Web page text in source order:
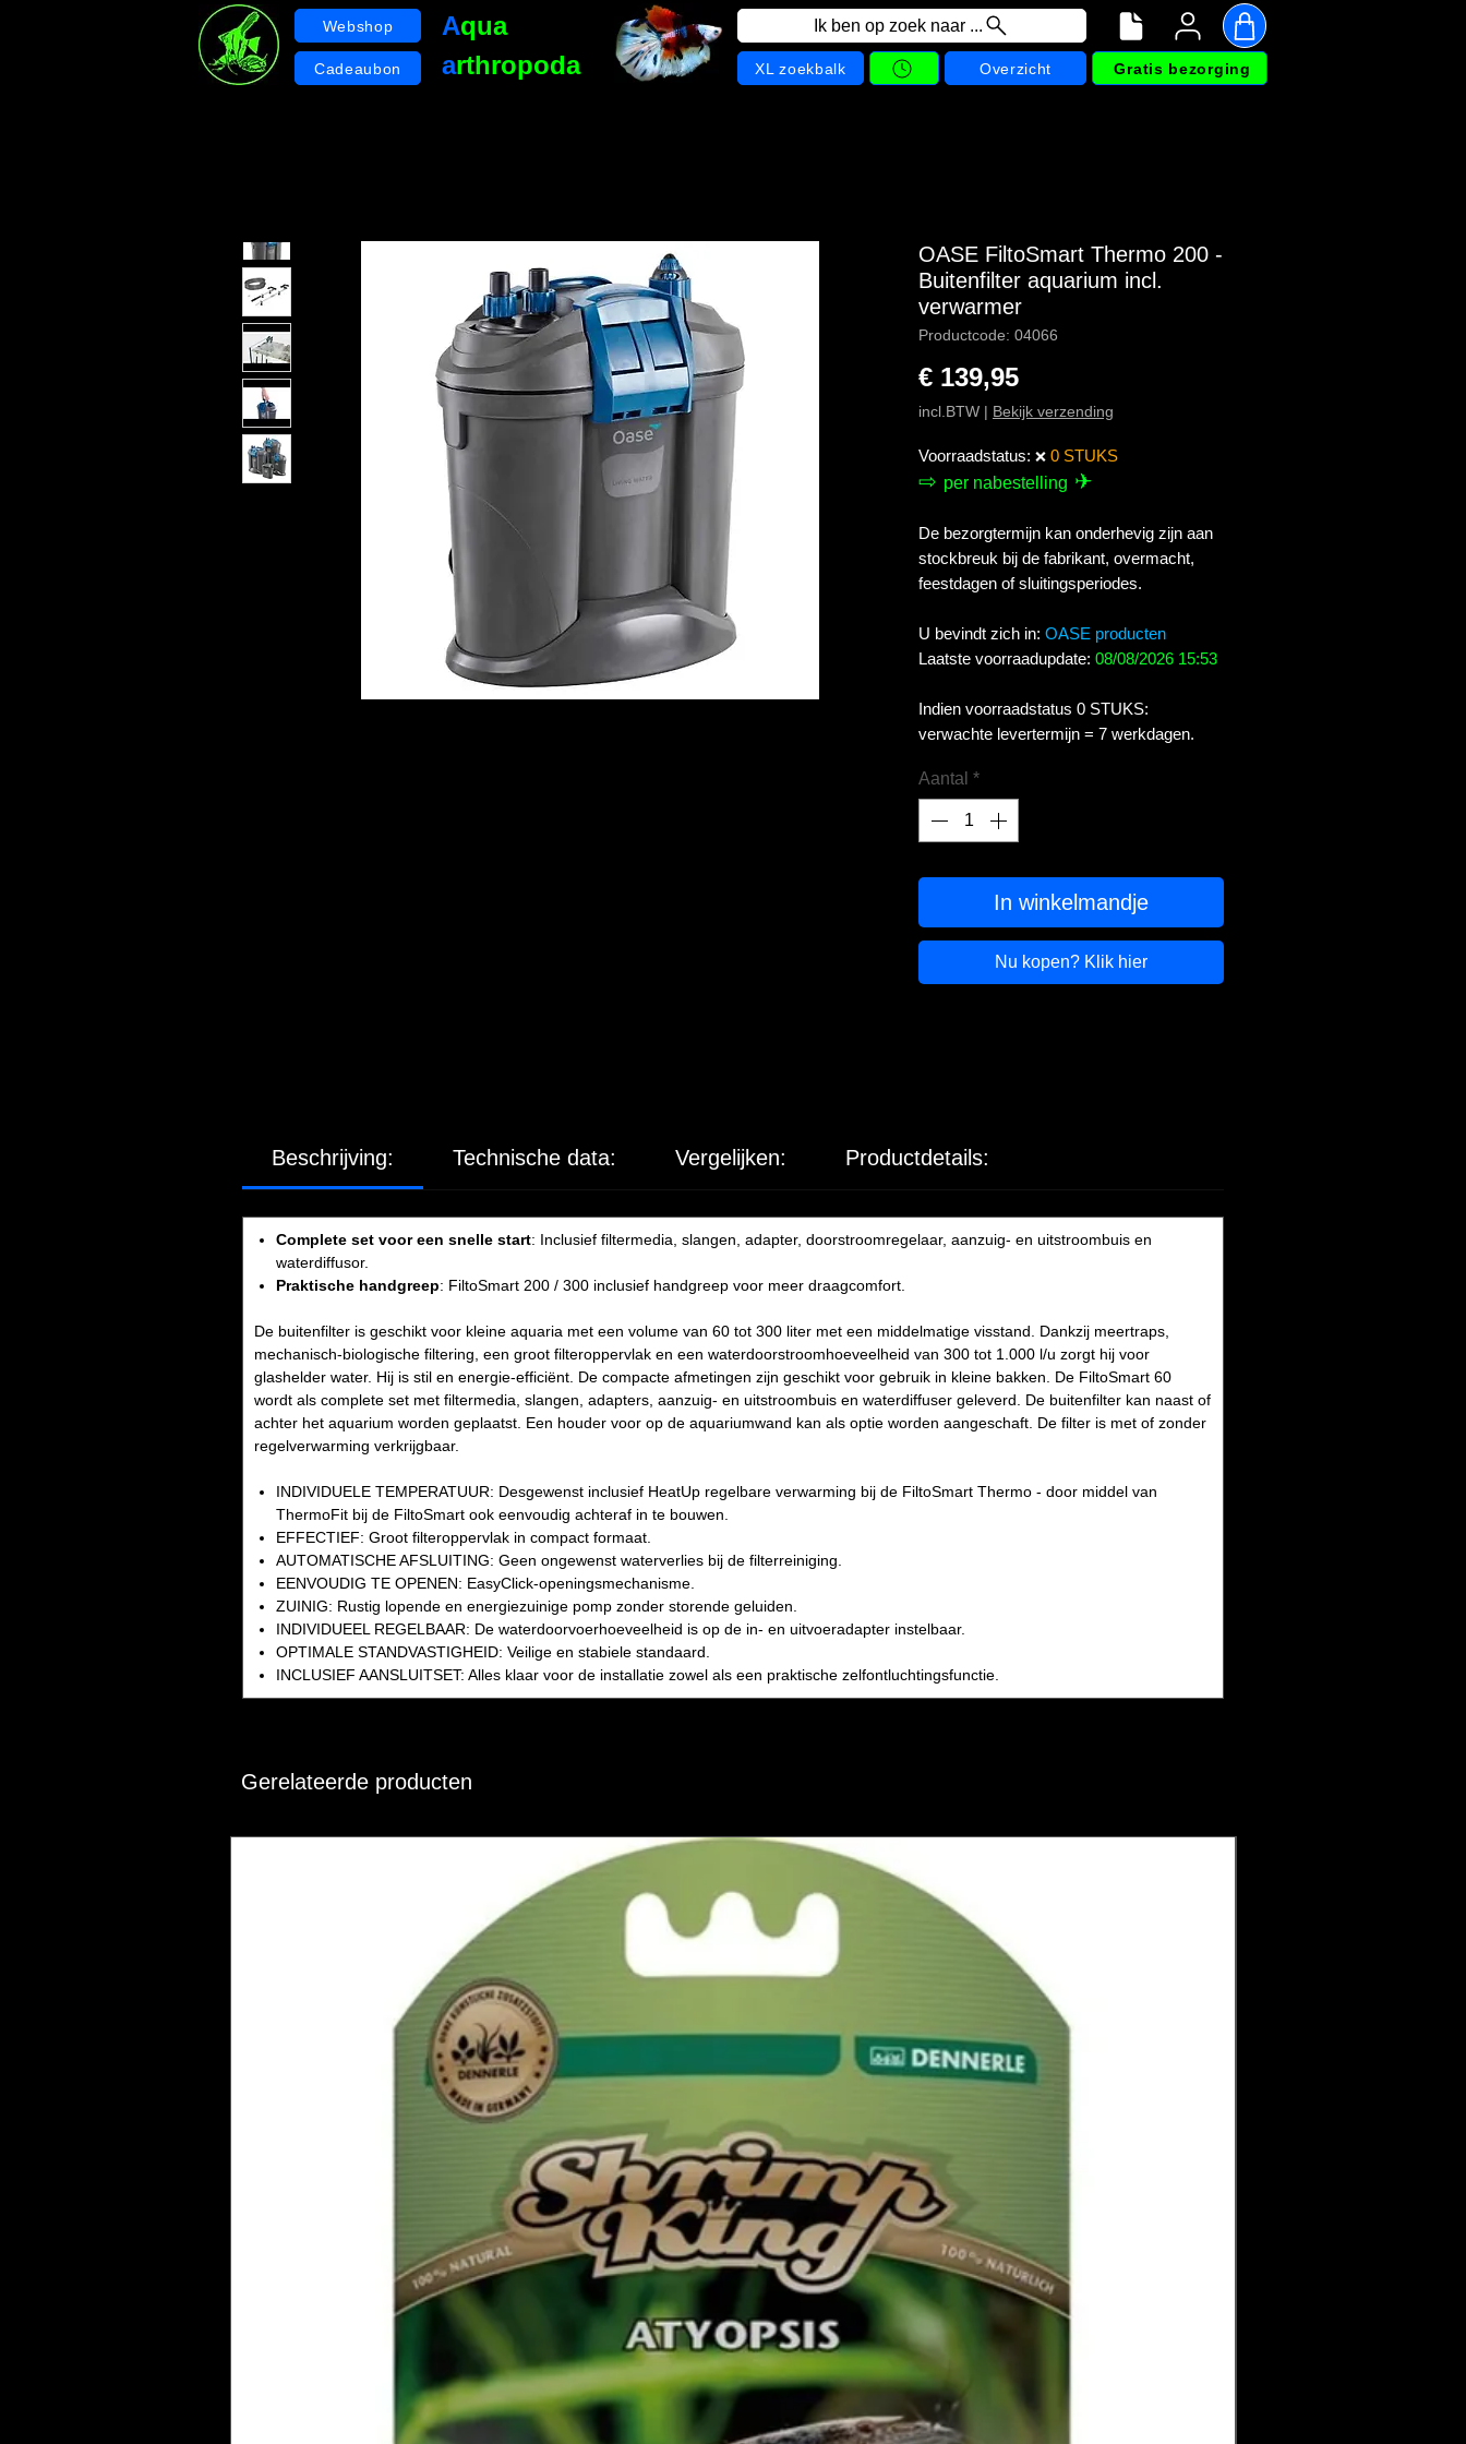
Webshop
Cadeaubon
Aqua
arthropoda
Ik ben op zoek naar ...
XL zoekbalk Overzicht Gratis bezorging
OASE FiltoSmart Thermo 200 -
Buitenfilter aquarium incl.
verwarmer
Productcode: 04066
€ 139,95Prijs
incl.BTW | Bekijk verzending
Voorraadstatus: ❌ 0 STUKS
⇨ per nabestelling ✈
De bezorgtermijn kan onderhevig zijn aan
stockbreuk bij de fabrikant, overmacht,
feestdagen of sluitingsperiodes.
U bevindt zich in: OASE producten
Laatste voorraadupdate: 08/08/2026 15:53
Indien voorraadstatus 0 STUKS:
verwachte levertermijn = 7 werkdagen.
Aantal *
In winkelmandje
Nu kopen? Klik hier
Beschrijving: Technische data: Vergelijken: Productdetails:
Complete set voor een snelle start: Inclusief filtermedia, slangen, adapter, doorstroomregelaar, aanzuig- en uitstroombuis en
waterdiffusor.
Praktische handgreep: FiltoSmart 200 / 300 inclusief handgreep voor meer draagcomfort.
De buitenfilter is geschikt voor kleine aquaria met een volume van 60 tot 300 liter met een middelmatige visstand. Dankzij meertraps,
mechanisch-biologische filtering, een groot filteroppervlak en een waterdoorstroomhoeveelheid van 300 tot 1.000 l/u zorgt hij voor
glashelder water. Hij is stil en energie-efficiënt. De compacte afmetingen zijn geschikt voor gebruik in kleine bakken. De FiltoSmart 60
wordt als complete set met filtermedia, slangen, adapters, aanzuig- en uitstroombuis en waterdiffuser geleverd. De buitenfilter kan naast of
achter het aquarium worden geplaatst. Een houder voor op de aquariumwand kan als optie worden aangeschaft. De filter is met of zonder
regelverwarming verkrijgbaar.
INDIVIDUELE TEMPERATUUR: Desgewenst inclusief HeatUp regelbare verwarming bij de FiltoSmart Thermo - door middel van
ThermoFit bij de FiltoSmart ook eenvoudig achteraf in te bouwen.
EFFECTIEF: Groot filteroppervlak in compact formaat.
AUTOMATISCHE AFSLUITING: Geen ongewenst waterverlies bij de filterreiniging.
EENVOUDIG TE OPENEN: EasyClick-openingsmechanisme.
ZUINIG: Rustig lopende en energiezuinige pomp zonder storende geluiden.
INDIVIDUEEL REGELBAAR: De waterdoorvoerhoeveelheid is op de in- en uitvoeradapter instelbaar.
OPTIMALE STANDVASTIGHEID: Veilige en stabiele standaard.
INCLUSIEF AANSLUITSET: Alles klaar voor de installatie zowel als een praktische zelfontluchtingsfunctie.
Gerelateerde producten